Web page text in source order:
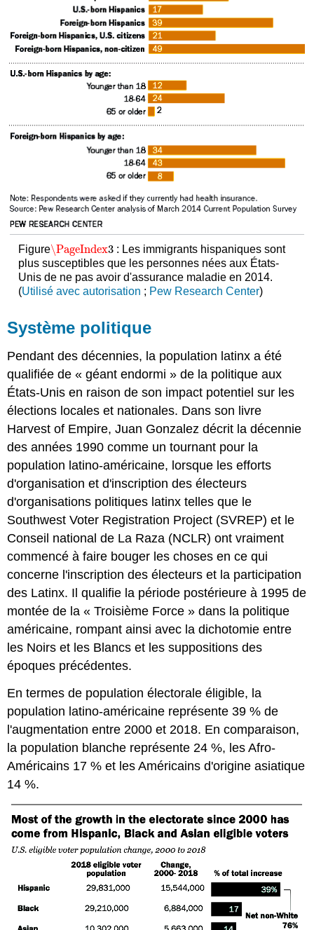
Figure\PageIndex3
\PageIndex3 : Les immigrants hispaniques sont
plus susceptibles que les personnes nées aux États-
Unis de ne pas avoir d'assurance maladie en 2014.
(Utilisé avec autorisation ; Pew Research Center)
Système politique
Pendant des décennies, la population latinx a été
qualifiée de « géant endormi » de la politique aux
États-Unis en raison de son impact potentiel sur les
élections locales et nationales. Dans son livre
Harvest of Empire, Juan Gonzalez décrit la décennie
des années 1990 comme un tournant pour la
population latino-américaine, lorsque les efforts
d'organisation et d'inscription des électeurs
d'organisations politiques latinx telles que le
Southwest Voter Registration Project (SVREP) et le
Conseil national de La Raza (NCLR) ont vraiment
commencé à faire bouger les choses en ce qui
concerne l'inscription des électeurs et la participation
des Latinx. Il qualifie la période postérieure à 1995 de
montée de la « Troisième Force » dans la politique
américaine, rompant ainsi avec la dichotomie entre
les Noirs et les Blancs et les suppositions des
époques précédentes.
En termes de population électorale éligible, la
population latino-américaine représente 39 % de
l'augmentation entre 2000 et 2018. En comparaison,
la population blanche représente 24 %, les Afro-
Américains 17 % et les Américains d'origine asiatique
14 %.